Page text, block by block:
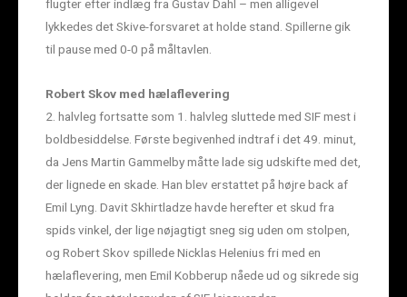
flugter efter indlæg fra Gustav Dahl – men alligevel
lykkedes det Skive-forsvaret at holde stand. Spillerne gik
til pause med 0-0 på måltavlen.
Robert Skov med hælaflevering
2. halvleg fortsatte som 1. halvleg sluttede med SIF mest i
boldbesiddelse. Første begivenhed indtraf i det 49. minut,
da Jens Martin Gammelby måtte lade sig udskifte med det,
der lignede en skade. Han blev erstattet på højre back af
Emil Lyng. Davit Skhirtladze havde herefter et skud fra
spids vinkel, der lige nøjagtigt sneg sig uden om stolpen,
og Robert Skov spillede Nicklas Helenius fri med en
hælaflevering, men Emil Kobberup nåede ud og sikrede sig